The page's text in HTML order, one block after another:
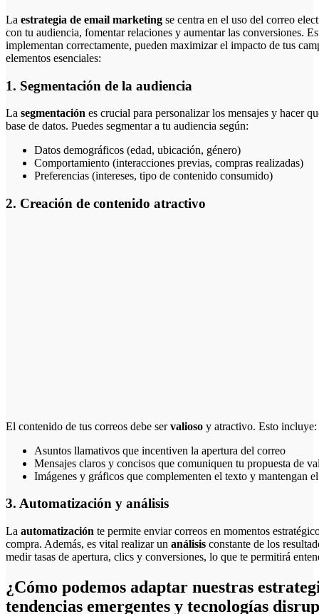
La estrategia de email marketing se centra en el uso del correo
con tu audiencia, fomentar relaciones y aumentar las conversiones.
implementan correctamente, pueden maximizar el impacto de tus
elementos esenciales:
1. Segmentación de la audiencia
La segmentación es crucial para personalizar los mensajes y hacer
base de datos. Puedes segmentar a tu audiencia según:
Datos demográficos (edad, ubicación, género)
Comportamiento (interacciones previas, compras realizadas)
Preferencias (intereses, tipo de contenido consumido)
2. Creación de contenido atractivo
El contenido de tus correos debe servalioso y atractivo. Esto incluye:
Asuntos llamativos que incentiven la apertura del correo
Mensajes claros y concisos que comuniquen tu propuesta de
Imágenes y gráficos que complementen el texto y mantengan
3. Automatización y análisis
La automatización te permite enviar correos en momentos
compra. Además, es vital realizar un análisis constante de los
medir tasas de apertura, clics y conversiones, lo que te permitirá
¿Cómo podemos adaptar nuestras
tendencias emergentes y tecnologías